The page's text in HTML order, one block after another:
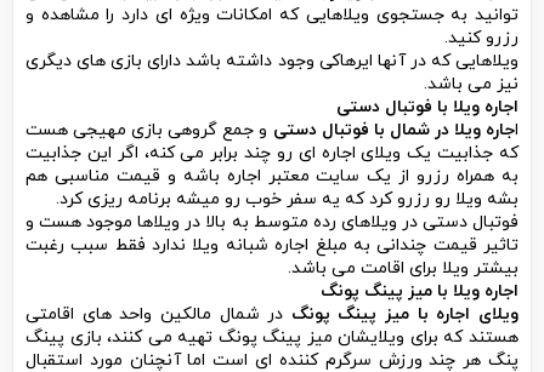
توانید به جستجوی ویلاهایی که امکانات ویژه ای دارد را مشاهده و
رزرو کنید.
ویلاهایی که در آنها ایرهاکی وجود داشته باشد دارای بازی های دیگری
نیز می باشد.
اجاره ویلا با فوتبال دستی
اجاره ویلا در شمال با فوتبال دستی و جمع گروهی بازی مهیجی هست
که جذابیت یک ویلای اجاره ای رو چند برابر می کنه، اگر این جذابیت
به همراه رزرو از یک سایت معتبر اجاره باشه و قیمت مناسبی هم
بشه ویلا رو رزرو کرد که یه سفر خوب رو میشه برنامه ریزی کرد.
فوتبال دستی در ویلاهای رده متوسط به بالا در ویلاها موجود هست و
تاثیر قیمت چندانی به مبلغ اجاره شبانه ویلا ندارد فقط سبب رغبت
بیشتر ویلا برای اقامت می باشد.
اجاره ویلا با میز پینگ پونگ
ویلای اجاره با میز پینگ پونگ در شمال مالکین واحد های اقامتی
هستند که برای ویلایشان میز پینگ پونگ تهیه می کنند، بازی پینگ
پنگ هر چند ورزش سرگرم کننده ای است اما آنچنان مورد استقبال